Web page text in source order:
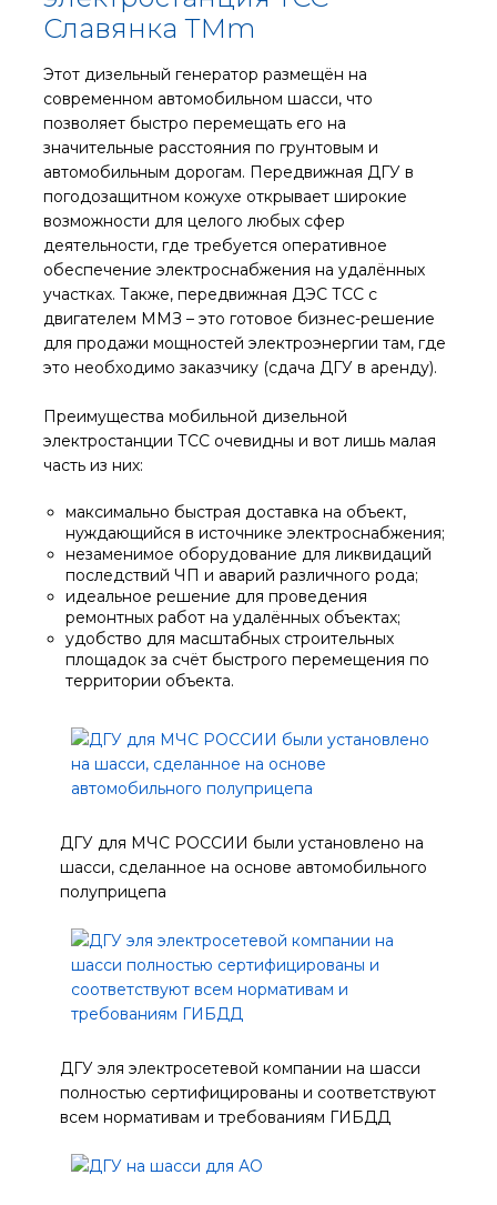
Славянка TMm
Этот дизельный генератор размещён на
современном автомобильном шасси, что
позволяет быстро перемещать его на
значительные расстояния по грунтовым и
автомобильным дорогам. Передвижная ДГУ в
погодозащитном кожухе открывает широкие
возможности для целого любых сфер
деятельности, где требуется оперативное
обеспечение электроснабжения на удалённых
участках. Также, передвижная ДЭС ТСС с
двигателем ММЗ – это готовое бизнес-решение
для продажи мощностей электроэнергии там, где
это необходимо заказчику (сдача ДГУ в аренду).
Преимущества мобильной дизельной
электростанции ТСС очевидны и вот лишь малая
часть из них:
максимально быстрая доставка на объект,
нуждающийся в источнике электроснабжения;
незаменимое оборудование для ликвидаций
последствий ЧП и аварий различного рода;
идеальное решение для проведения
ремонтных работ на удалённых объектах;
удобство для масштабных строительных
площадок за счёт быстрого перемещения по
территории объекта.
ДГУ для МЧС РОССИИ были установлено на
шасси, сделанное на основе автомобильного
полуприцепа
ДГУ эля электросетевой компании на шасси
полностью сертифицированы и соответствуют
всем нормативам и требованиям ГИБДД